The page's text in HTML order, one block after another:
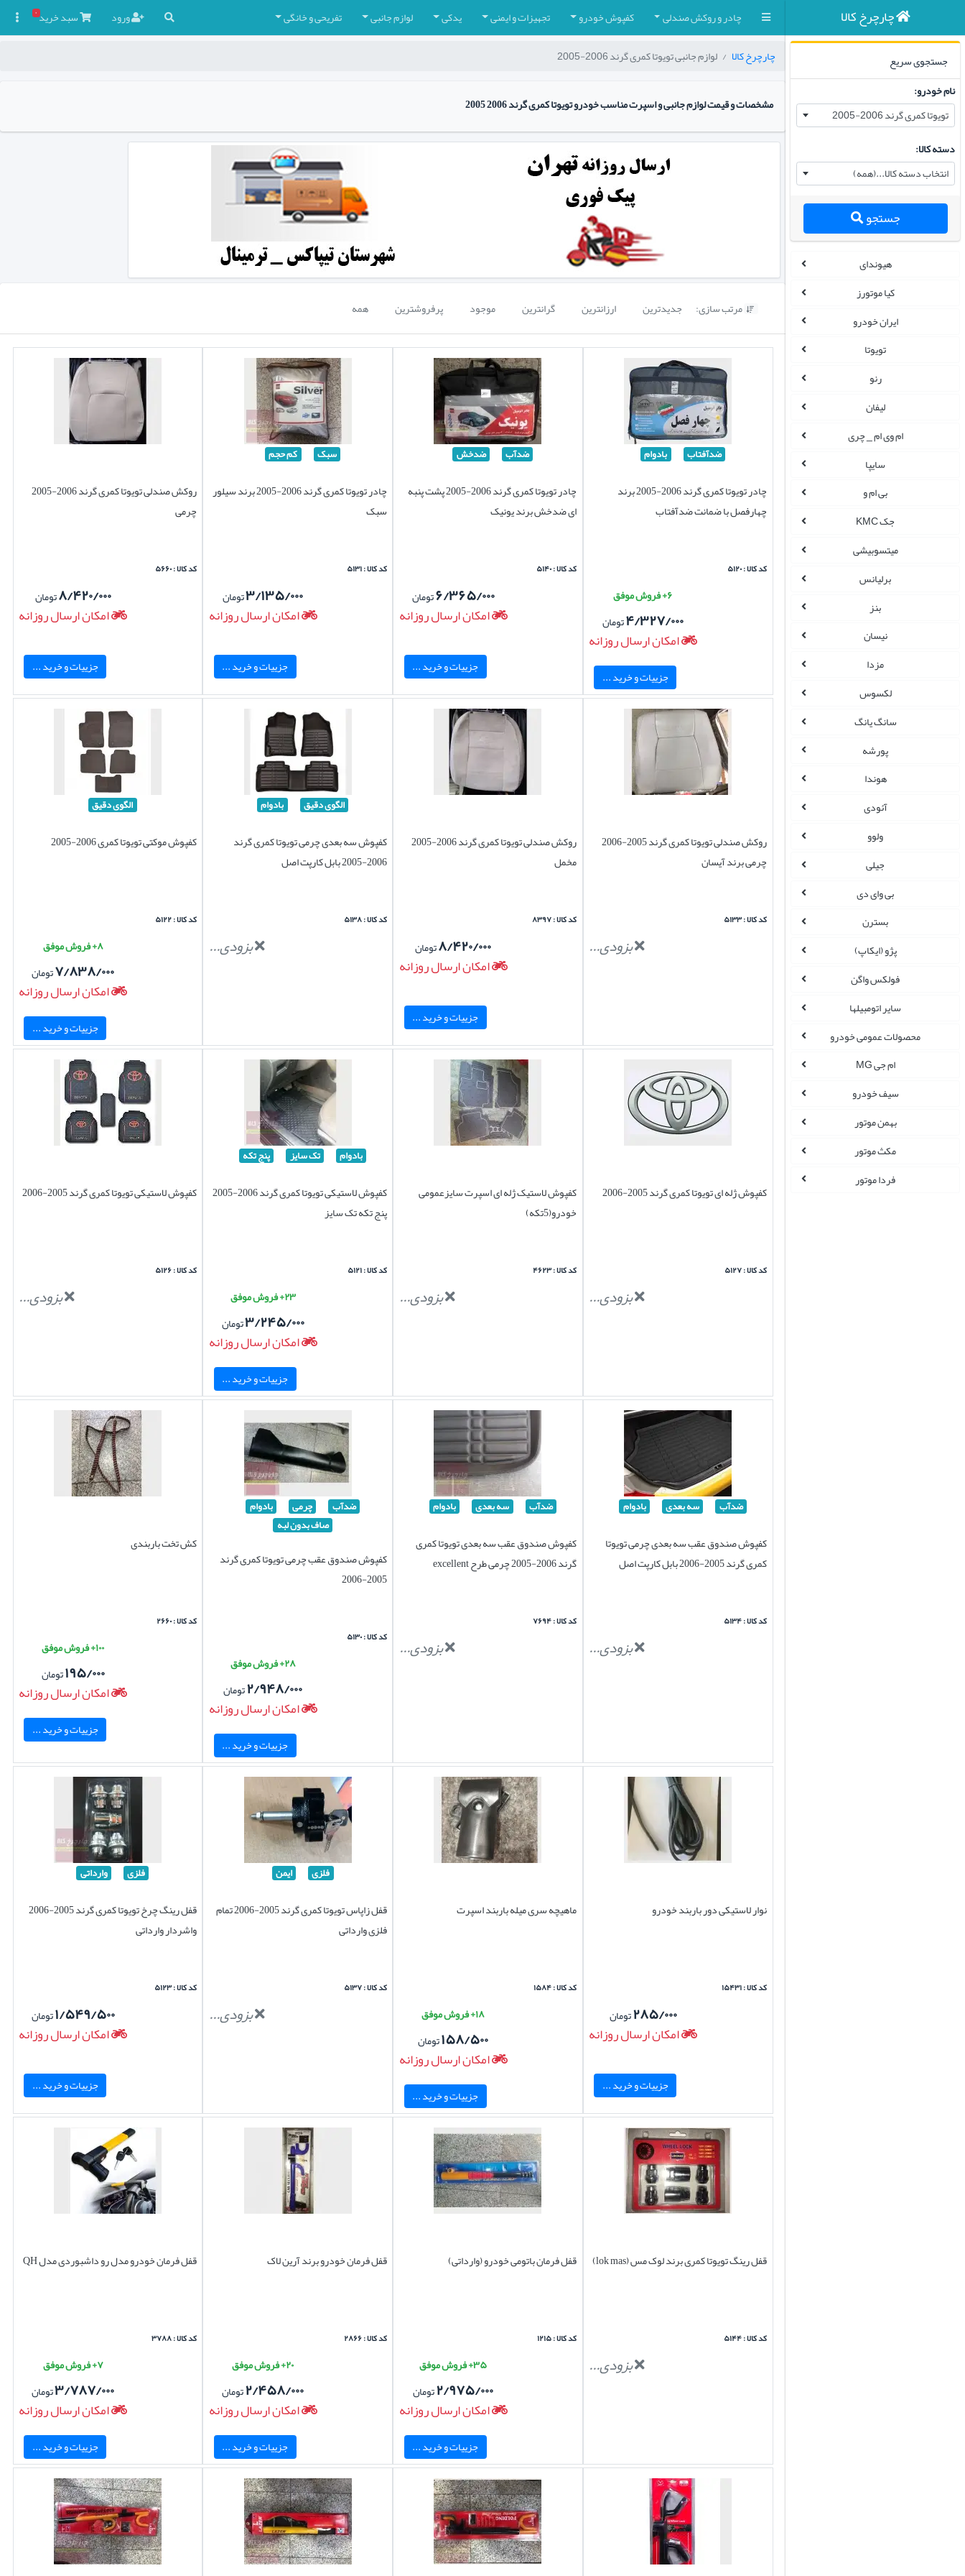
چادر و روکش صندلی کفپوش خودرو تجهیزات و ایمنی یدکی لوازم جانبی تفریحی و خانگی ورود سبدخرید۰ چارچرخ کالا
جستجوی سریع
نام خودرو:
تویوتا کمری گرند 2006-2005
دسته کالا:
انتخاب دسته کالا...(همه)
جستجو
هیوندای
کیا موتورز
ایران خودرو
تویوتا
رنو
لیفان
ام وی ام _ چری
سایپا
بی ام و
جک KMC
میتسوبیشی
برلیانس
بنز
نیسان
مزدا
لکسوس
سانگ یانگ
پورشه
هوندا
آئودی
ولوو
جیلی
بی وای دی
بسترن
پژو (ایکاپ)
فولکس واگن
سایر اتومبیلها
محصولات عمومی خودرو
ام جی MG
سیف خودرو
بهمن موتور
مکث موتور
فردا موتور
چارچرخ کالا لوازم جانبی تویوتا کمری گرند 2006-2005
مشخصات و قیمت لوازم جانبی و اسپرت مناسب خودرو تویوتا کمری گرند 2006 2005
 مرتب سازی: جدیدترین ارزانترین گرانترین موجود پرفروشترین همه
ضدآفتاب بادوام
چادر تویوتا کمری گرند 2006-2005 برند
چهارفصل با ضمانت ضدآفتاب
کد کالا : ۵۱۲۰
۶+ فروش موفق
۴/۳۲۷/۰۰۰تومان
امکان ارسال روزانه
جزییات و خرید ...
ضدآب ضدخش
چادر تویوتا کمری گرند 2006-2005 پشت پنبه
ای ضدخش برند یونیک
کد کالا : ۵۱۴۰
۶/۳۶۵/۰۰۰تومان
امکان ارسال روزانه
جزییات و خرید ...
سبک کم حجم
چادر تویوتا کمری گرند 2006-2005 برند سیلور
سبک
کد کالا : ۵۱۳۱
۳/۱۳۵/۰۰۰تومان
امکان ارسال روزانه
جزییات و خرید ...
روکش صندلی تویوتا کمری گرند 2006-2005
چرمی
کد کالا : ۵۶۶۰
۸/۴۲۰/۰۰۰تومان
امکان ارسال روزانه
جزییات و خرید ...
روکش صندلی تویوتا کمری گرند 2005-2006
چرمی برند آیسان
کد کالا : ۵۱۳۳
بزودی...
روکش صندلی تویوتا کمری گرند 2006-2005
مخمل
کد کالا : ۸۳۹۷
۸/۴۲۰/۰۰۰تومان
امکان ارسال روزانه
جزییات و خرید ...
الگوی دقیق بادوام
کفپوش سه بعدی چرمی تویوتا کمری گرند
2006-2005 بابل کارپت اصل
کد کالا : ۵۱۳۸
بزودی...
الگوی دقیق
کفپوش موکتی تویوتا کمری 2006-2005
کد کالا : ۵۱۲۲
۸+ فروش موفق
۷/۸۳۸/۰۰۰تومان
امکان ارسال روزانه
جزییات و خرید ...
کفپوش ژله ای تویوتا کمری گرند 2005-2006
کد کالا : ۵۱۲۷
بزودی...
کفپوش لاستیک ژله ای اسپرت سایزعمومی
خودرو(5تکه)
کد کالا : ۴۶۲۳
بزودی...
بادوام تک سایز پنج تکه
کفپوش لاستیکی تویوتا کمری گرند 2006-2005
پنج تکه تک سایز
کد کالا : ۵۱۲۱
۲۳+ فروش موفق
۳/۲۴۵/۰۰۰تومان
امکان ارسال روزانه
جزییات و خرید ...
کفپوش لاستیکی تویوتا کمری گرند 2005-2006
کد کالا : ۵۱۲۶
بزودی...
ضدآب سه بعدی بادوام
کفپوش صندوق عقب سه بعدی چرمی تویوتا
کمری گرند 2005-2006 بابل کارپت اصل
کد کالا : ۵۱۳۴
بزودی...
ضدآب سه بعدی بادوام
کفپوش صندوق عقب سه بعدی تویوتا کمری
گرند 2006-2005 چرمی طرح excellent
کد کالا : ۷۶۹۴
بزودی...
ضدآب چرمی
بادوام
صاف بدون لبه
کفپوش صندوق عقب چرمی تویوتا کمری گرند
2005-2006
کد کالا : ۵۱۳۰
۲۸+ فروش موفق
۲/۹۴۸/۰۰۰تومان
امکان ارسال روزانه
جزییات و خرید ...
کش تخت باربندی
کد کالا : ۲۶۶۰
۱۰۰+ فروش موفق
۱۹۵/۰۰۰تومان
امکان ارسال روزانه
جزییات و خرید ...
نوار لاستیکی دور باربند خودرو
کد کالا : ۱۵۴۳۱
۲۸۵/۰۰۰تومان
امکان ارسال روزانه
جزییات و خرید ...
ماهیچه سری میله باربند اسپرت
کد کالا : ۱۵۸۴
۱۸+ فروش موفق
۱۵۸/۵۰۰تومان
امکان ارسال روزانه
جزییات و خرید ...
فلزی ایمن
قفل زاپاس تویوتا کمری گرند 2005-2006 تمام
فلزی وارداتی
کد کالا : ۵۱۳۷
بزودی...
فلزی وارداتی
قفل رینگ چرخ تویوتا کمری گرند 2005-2006
واشردار وارداتی
کد کالا : ۵۱۲۳
۱/۵۴۹/۵۰۰تومان
امکان ارسال روزانه
جزییات و خرید ...
قفل رینگ تویوتا کمری برند لوک مس (lok mas)
کد کالا : ۵۱۴۴
بزودی...
قفل فرمان باتومی خودرو (وارداتی)
کد کالا : ۱۲۱۵
۳۵+ فروش موفق
۲/۹۷۵/۰۰۰تومان
امکان ارسال روزانه
جزییات و خرید ...
قفل فرمان خودرو برند آرین لاک
کد کالا : ۲۸۶۶
۲۰+ فروش موفق
۲/۴۵۸/۰۰۰تومان
امکان ارسال روزانه
جزییات و خرید ...
قفل فرمان خودرو مدل رو داشبوردی مدل QH
کد کالا : ۳۷۸۸
۷+ فروش موفق
۳/۷۸۷/۰۰۰تومان
امکان ارسال روزانه
جزییات و خرید ...